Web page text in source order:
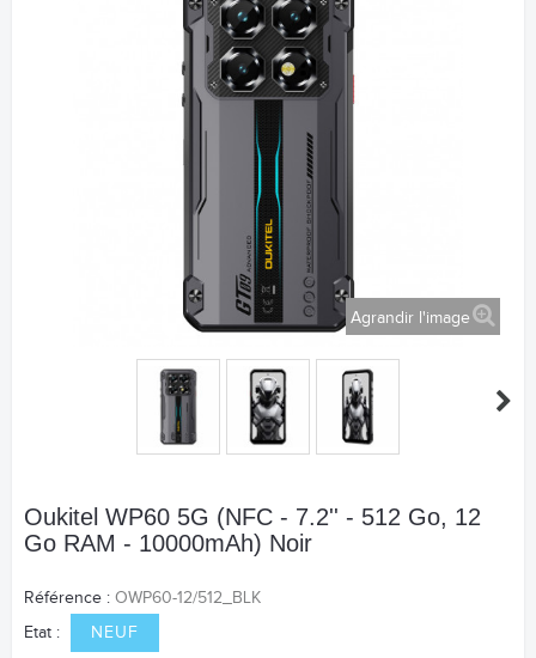
Agrandir l'image
Oukitel WP60 5G (NFC - 7.2'' - 512 Go, 12
Go RAM - 10000mAh) Noir
Référence : OWP60-12/512_BLK
Etat :
NEUF